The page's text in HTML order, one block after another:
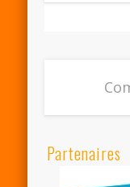
Partenaires